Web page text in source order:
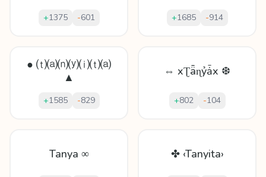
+1375 -601 +1685 -914
● ⒯⒜⒩⒴⒤⒯⒜
▲
+1585 -829
⇔ xƮǟɳỷǡx ❆
+802 -104
Tanya ∞ ✤ ‹Tanyita›